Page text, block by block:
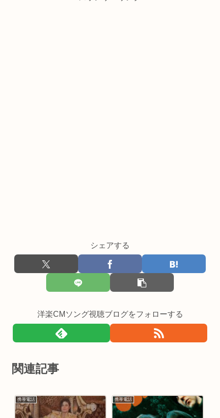
シェアする
洋楽CMソング視聴ブログをフォローする
関連記事
携帯電話 携帯電話